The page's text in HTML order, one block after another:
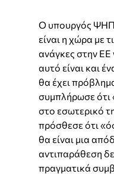
Ο υπουργός
είναι η χώρα με
ανάγκες στην ΕΕ
αυτό είναι και
θα έχει
συμπλήρωσε ότι
στο εσωτερικό
πρόσθεσε ότι
θα είναι μια
αντιπαράθεση
πραγματικά